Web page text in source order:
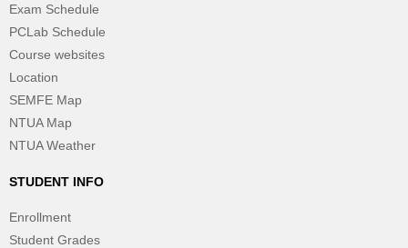
Exam Schedule
PCLab Schedule
Course websites
Location
SEMFE Map
NTUA Map
NTUA Weather
STUDENT INFO
Enrollment
Student Grades